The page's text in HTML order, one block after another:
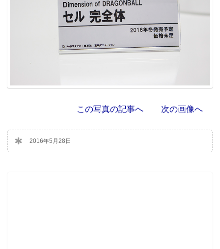
この写真の記事へ 次の画像へ
2016年5月28日